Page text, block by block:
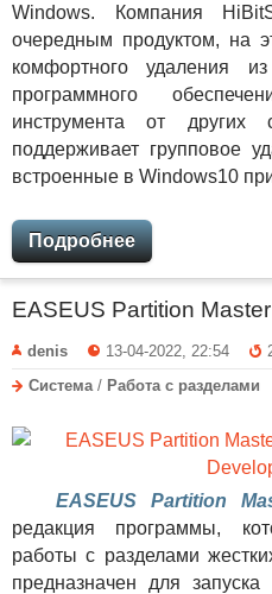
Windows. Компания
очередным продуктом, на
комфортного удаления
программного
инструмента от
поддерживает групповое
встроенные в Windows10
Подробнее
EASEUS Partition
denis 13-04-2022, 22:54
Система / Работа с разделами
EASEUS Partition
редакция программы,
работы с разделами
предназначен для